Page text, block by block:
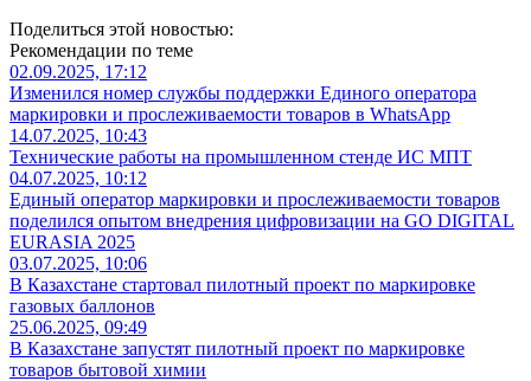
Поделиться этой новостью:
Рекомендации по теме
02.09.2025, 17:12
Изменился номер службы поддержки Единого оператора
маркировки и прослеживаемости товаров в WhatsApp
14.07.2025, 10:43
Технические работы на промышленном стенде ИС МПТ
04.07.2025, 10:12
Единый оператор маркировки и прослеживаемости товаров
поделился опытом внедрения цифровизации на GO DIGITAL
EURASIA 2025
03.07.2025, 10:06
В Казахстане стартовал пилотный проект по маркировке
газовых баллонов
25.06.2025, 09:49
В Казахстане запустят пилотный проект по маркировке
товаров бытовой химии